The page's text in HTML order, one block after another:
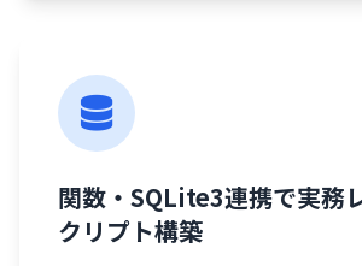
関数・SQLite3連携で実務
クリプト構築